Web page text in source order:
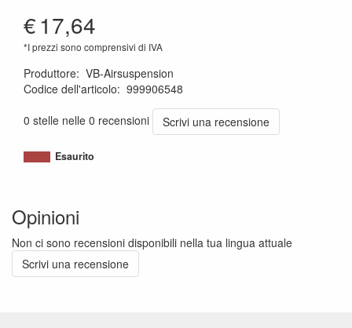
€17,64
*I prezzi sono comprensivi di IVA
Produttore: VB-Airsuspension
Codice dell'articolo: 999906548
0 stelle nelle 0 recensioni
Scrivi una recensione
Esaurito
Opinioni
Non ci sono recensioni disponibili nella tua lingua attuale
Scrivi una recensione